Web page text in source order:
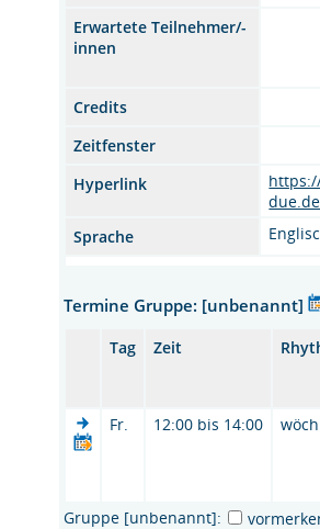
Erwartete Teilnehmer/-
innen
Credits
Zeitfenster
Hyperlink
Sprache
Termine Gruppe: [unbenannt]
Tag Zeit
Fr. 12:00 bis 14:00
Gruppe [unbenannt]: